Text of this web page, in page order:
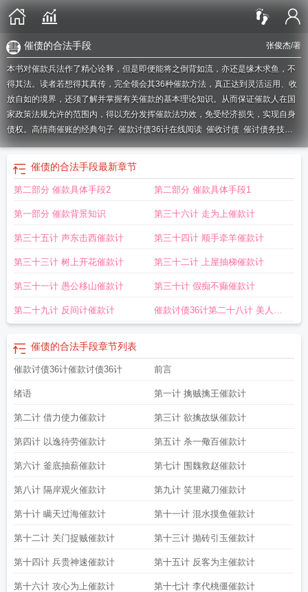
张俊杰/著
催债的合法手段
本书对催款兵法作了精心诠释，但是即便能将之倒背如流，亦还是缘木求鱼，不
得其法。读者若想得其真传，完全领会其36种催款方法，真正达到灵活运用、收
放自如的境界，还须了解并掌握有关催款的基本理论知识。从而保证催款人在国
家政策法规允许的范围内，得以充分发挥催款法功效，免受经济损失，实现自身
债权。 高情商催账的经典句子 催款讨债36计在线阅读 催收讨债 催讨债务技
巧催款技巧讨债追款绝招个人讨债最有效的方法催讨欠款30种催款讨债成功
催债手段 催款讨债36计内容
款讨债36计pdf
人比无赖更无赖的讨债方法 催款讨债技巧与纠纷解决法律处理30种催款讨债成
债的一百种办法催款讨债36计馆藏无笔迹催款讨债36计张俊杰银行讨债公司
催款手段催款要账36计旧书催款讨债36计教你36种催款讨债成功的
法催款讨债36计 张俊杰
催债的合法手段最新章节
第二部分 催款具体手段2 第二部分 催款具体手段1
第一部分 催款背景知识 第三十六计 走为上催款计
第三十五计 声东击西催款计 第三十四计 顺手牵羊催款计
第三十三计 树上开花催款计 第三十二计 上屋抽梯催款计
第三十一计 愚公移山催款计 第三十计 假痴不癫催款计
第二十九计 反间计催款计 催款讨债36计第二十八计 美人计
催债的合法手段章节列表
催款讨债36计催款讨债36计 前言
绪语 第一计 擒贼擒王催款计
第二计 借力使力催款计 第三计 欲擒故纵催款计
第四计 以逸待劳催款计 第五计 杀一儆百催款计
第六计 釜底抽薪催款计 第七计 围魏救赵催款计
第八计 隔岸观火催款计 第九计 笑里藏刀催款计
第十计 瞒天过海催款计 第十一计 混水摸鱼催款计
第十二计 关门捉贼催款计 第十三计 抛砖引玉催款计
第十四计 兵贵神速催款计 第十五计 反客为主催款计
第十六计 攻心为上催款计 第十七计 李代桃僵催款计